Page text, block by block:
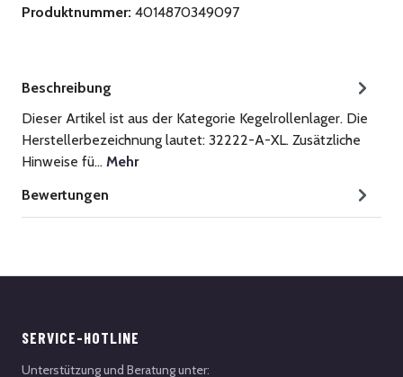
Produktnummer: 4014870349097
Beschreibung
Dieser Artikel ist aus der Kategorie Kegelrollenlager. Die
Herstellerbezeichnung lautet: 32222-A-XL. Zusätzliche
Hinweise fü… Mehr
Bewertungen
SERVICE-HOTLINE
Unterstützung und Beratung unter: